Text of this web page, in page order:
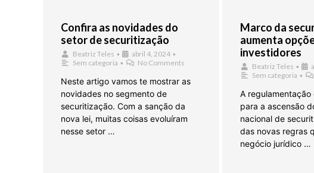
Confira as novidades do
setor de securitização
Beatriz Teles • abril 4, 2024 •
Sem categoria • No Comments
Neste artigo vamos te mostrar as
novidades no segmento de
securitização. Com a sanção da
nova lei, muitas coisas evoluíram
nesse setor …
Marco da
aumenta
investidores
Beatriz Teles •
Sem categoria •
A
para a ascensão
nacional de
das novas regras
negócio jurídico …